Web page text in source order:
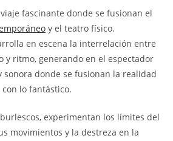
fascinante donde se fusionan el
y el teatro físico.
en escena la interrelación entre
y ritmo, generando en el espectador
sonora donde se fusionan la realidad
con lo fantástico.
experimentan los límites del
movimientos y la destreza en la